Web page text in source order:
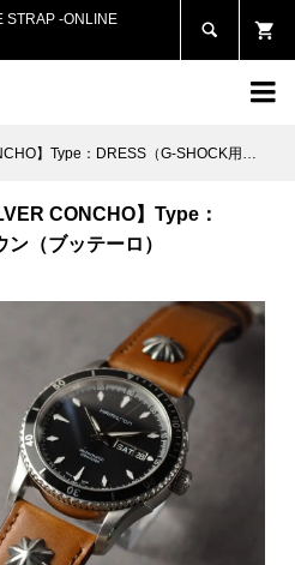
STRAP -ONLINE


】Type：DRESS（G-SHOCK用）
CONCHO】Type：
（ブッテーロ）